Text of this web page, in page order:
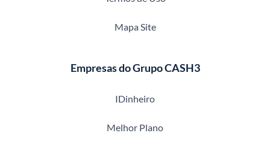
Mapa Site
Empresas do Grupo CASH3
IDinheiro
Melhor Plano